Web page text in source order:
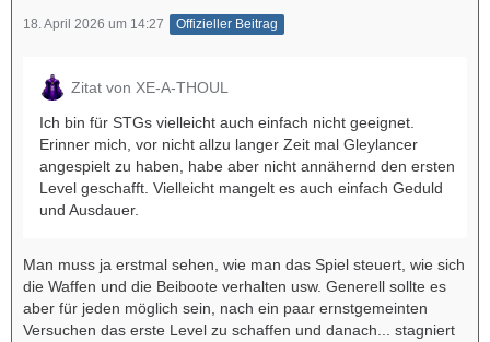
18. April 2026 um 14:27 Offizieller Beitrag
Zitat von XE-A-THOUL
Ich bin für STGs vielleicht auch einfach nicht geeignet.
Erinner mich, vor nicht allzu langer Zeit mal Gleylancer
angespielt zu haben, habe aber nicht annähernd den ersten
Level geschafft. Vielleicht mangelt es auch einfach Geduld
und Ausdauer.
Man muss ja erstmal sehen, wie man das Spiel steuert, wie sich
die Waffen und die Beiboote verhalten usw. Generell sollte es
aber für jeden möglich sein, nach ein paar ernstgemeinten
Versuchen das erste Level zu schaffen und danach... stagniert